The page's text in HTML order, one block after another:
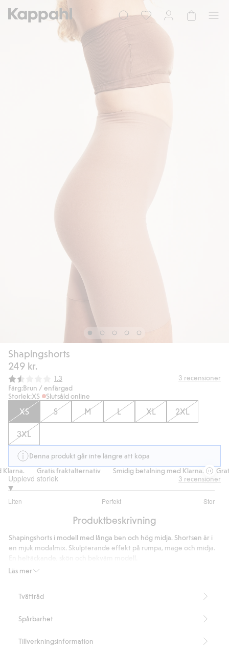
Shapingshorts
249 kr.
Snittbetyg:
1.3 3 recensioner
Färg:Brun / enfärgad
Storlek:XS Slutsåld online
XS S M L XL 2XL
3XL
Denna produkt går inte längre att köpa
Gratis fraktalternativ Smidig betalning med Klarna.
Upplevd storlek
Liten Perfekt Stor
utav
3
betyg
3 recensioner
Produktbeskrivning
Läs mer
Shapingshorts i modell med långa ben och hög midja. Shortsen är i
en mjuk modalmix. Skulpterande effekt på rumpa, mage och midja.
Medium shaping
Innerbenslängd 20 cm i storlek S
Tvättråd
Spårbarhet
Tillverkningsinformation